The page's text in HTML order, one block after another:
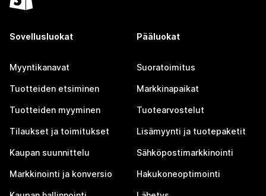
Sovellusluokat
Myyntikanavat
Tuotteiden etsiminen
Tuotteiden myyminen
Tilaukset ja toimitukset
Kaupan suunnittelu
Markkinointi ja konversio
Pääluokat
Suoratoimitus
Markkinapaikat
Tuotearvostelut
Lisämyynti ja tuotepaketit
Sähköpostimarkkinointi
Hakukoneoptimointi